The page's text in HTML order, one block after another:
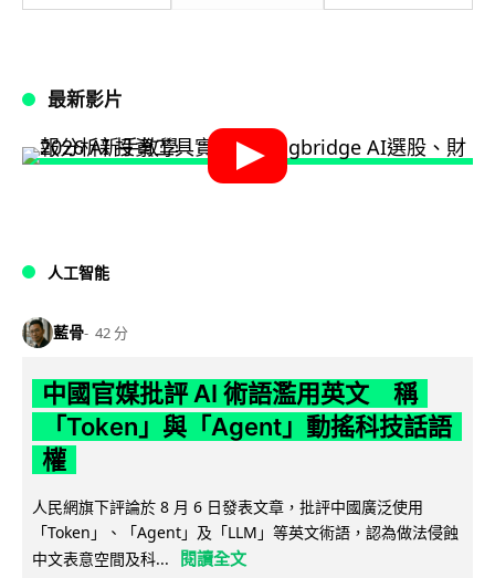
最新影片
人工智能
藍骨 42 分
中國官媒批評 AI 術語濫用英文 稱
「Token」與「Agent」動搖科技話語
權
人民網旗下評論於 8 月 6 日發表文章，批評中國廣泛使用
「Token」、「Agent」及「LLM」等英文術語，認為做法侵蝕
中文表意空間及科...
閱讀全文